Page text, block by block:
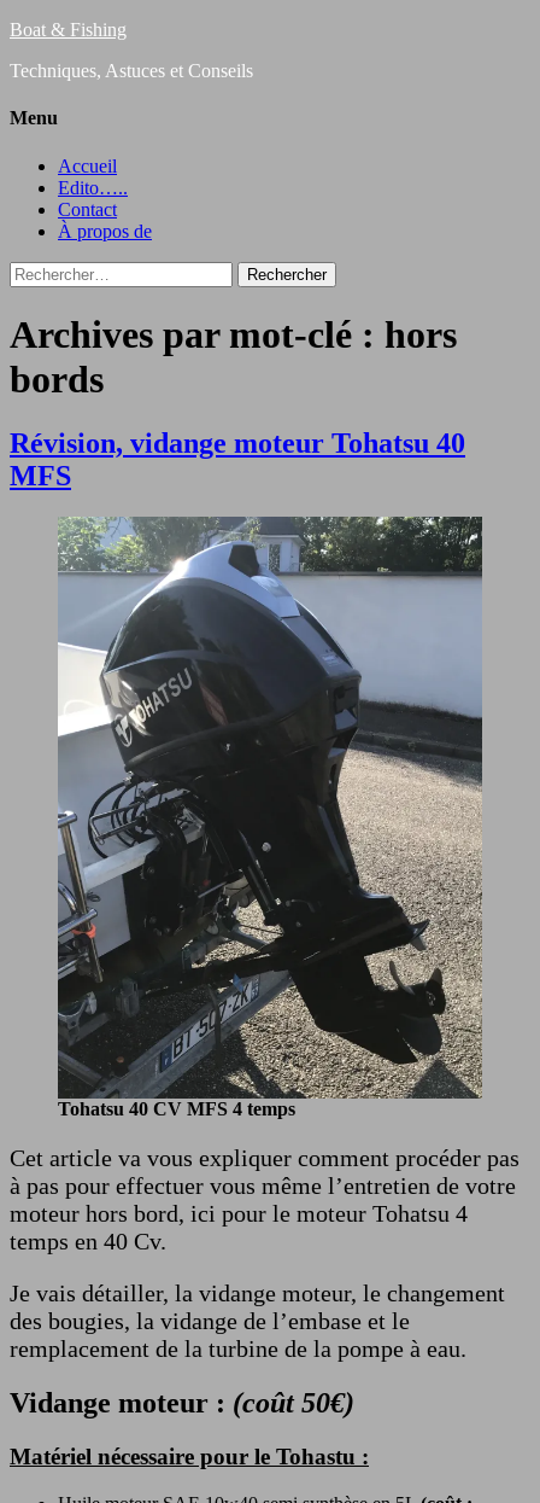
Boat & Fishing
Techniques, Astuces et Conseils
Menu
Accueil
Edito…..
Contact
À propos de
Rechercher :
Archives par mot-clé : hors
bords
Révision, vidange moteur Tohatsu 40
MFS
Tohatsu 40 CV MFS 4 temps
Cet article va vous expliquer comment procéder pas
à pas pour effectuer vous même l’entretien de votre
moteur hors bord, ici pour le moteur Tohatsu 4
temps en 40 Cv.
Je vais détailler, la vidange moteur, le changement
des bougies, la vidange de l’embase et le
remplacement de la turbine de la pompe à eau.
Vidange moteur : (coût 50€)
Matériel nécessaire pour le Tohastu :